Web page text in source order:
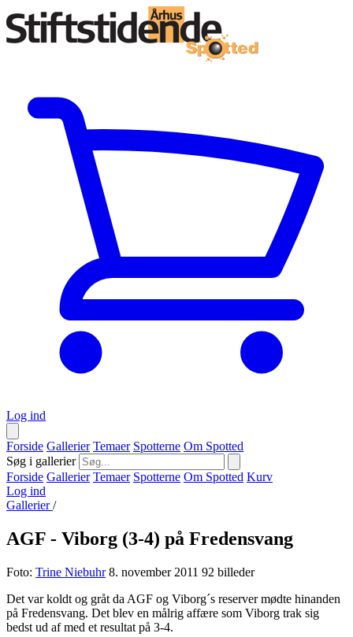
Log ind
Forside Gallerier Temaer Spotterne Om Spotted
Søg i gallerier
Forside Gallerier Temaer Spotterne Om Spotted Kurv
Log ind
Gallerier/
AGF - Viborg (3-4) på Fredensvang
Foto: Trine Niebuhr 8. november 2011 92 billeder
Det var koldt og gråt da AGF og Viborg´s reserver mødte hinanden
på Fredensvang. Det blev en målrig affære som Viborg trak sig
bedst ud af med et resultat på 3-4.